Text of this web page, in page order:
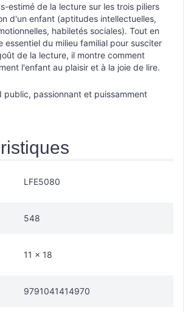
estimé de la lecture sur les trois piliers
d'un enfant (aptitudes intellectuelles,
habiletés sociales). Tout en
essentiel du milieu familial pour susciter
de la lecture, il montre comment
l'enfant au plaisir et à la joie de lire.
passionnant et puissamment
LFE5080
548
11 x 18
9791041414970